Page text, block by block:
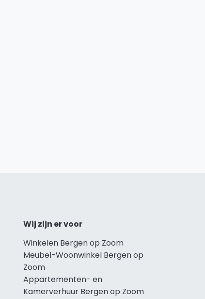
Wij zijn er voor
Winkelen Bergen op Zoom
Meubel-Woonwinkel Bergen op
Zoom
Appartementen- en
Kamerverhuur Bergen op Zoom